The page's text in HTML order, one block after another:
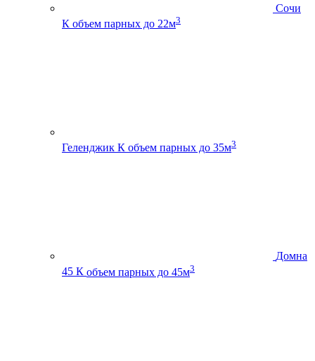
Сочи
К объем парных до 22м3
Геленджик К объем парных до 35м3
Домна
45 К объем парных до 45м3